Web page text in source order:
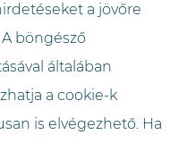
a jövőre
böngésző
általában
a cookie-k
is elvégezhető. Ha